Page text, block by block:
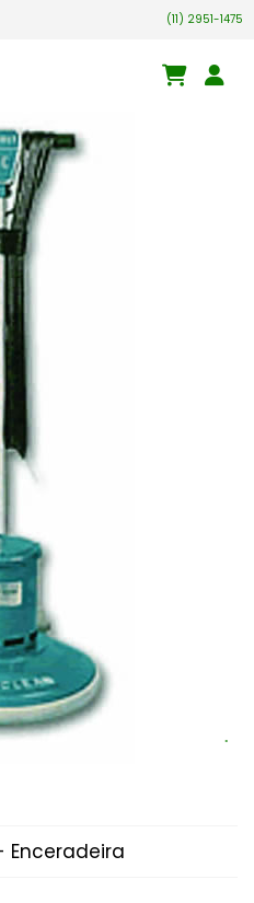
(11) 2951-1475
Enceradeira